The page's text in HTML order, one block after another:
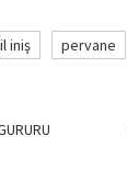
iniş pervane